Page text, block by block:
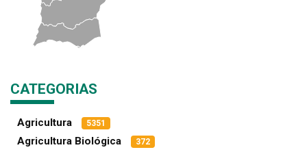
CATEGORIAS
Agricultura 5351
Agricultura Biológica 372